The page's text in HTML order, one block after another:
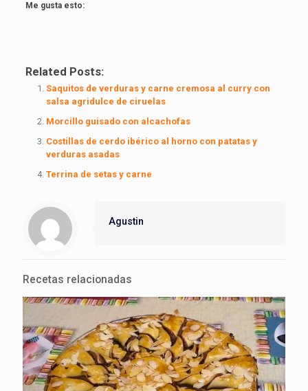
Me gusta esto:
Related Posts:
Saquitos de verduras y carne cremosa al curry con
salsa agridulce de ciruelas
Morcillo guisado con alcachofas
Costillas de cerdo ibérico al horno con patatas y
verduras asadas
Terrina de setas y carne
Agustin
Recetas relacionadas